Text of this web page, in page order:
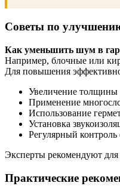
Советы по
Как уменьшить шум в
Например, блочные или
Для повышения
Увеличение толщины
Применение
Использование
Установка
Регулярный
Эксперты рекомендуют для
Практические